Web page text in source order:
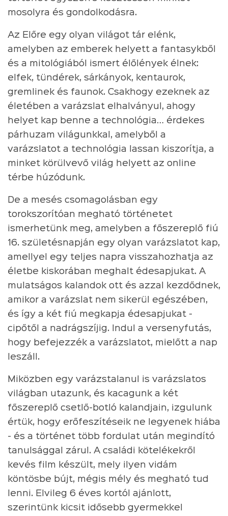
mosolyra és gondolkodásra.
Az Előre egy olyan világot tár elénk,
amelyben az emberek helyett a fantasykből
és a mitológiából ismert élőlények élnek:
elfek, tündérek, sárkányok, kentaurok,
gremlinek és faunok. Csakhogy ezeknek az
életében a varázslat elhalványul, ahogy
helyet kap benne a technológia… érdekes
párhuzam világunkkal, amelyből a
varázslatot a technológia lassan kiszorítja, a
minket körülvevő világ helyett az online
térbe húzódunk.
De a mesés csomagolásban egy
torokszorítóan megható történetet
ismerhetünk meg, amelyben a főszereplő fiú
16. születésnapján egy olyan varázslatot kap,
amellyel egy teljes napra visszahozhatja az
életbe kiskorában meghalt édesapjukat. A
mulatságos kalandok ott és azzal kezdődnek,
amikor a varázslat nem sikerül egészében,
és így a két fiú megkapja édesapjukat -
cipőtől a nadrágszíjig. Indul a versenyfutás,
hogy befejezzék a varázslatot, mielőtt a nap
leszáll.
Miközben egy varázstalanul is varázslatos
világban utazunk, és kacagunk a két
főszereplő csetlő-botló kalandjain, izgulunk
értük, hogy erőfeszítéseik ne legyenek hiába
- és a történet több fordulat után megindító
tanulsággal zárul. A családi kötelékekről
kevés film készült, mely ilyen vidám
köntösbe bújt, mégis mély és megható tud
lenni. Elvileg 6 éves kortól ajánlott,
szerintünk kicsit idősebb gyermekkel